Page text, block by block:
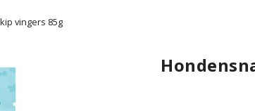
vingers 85g